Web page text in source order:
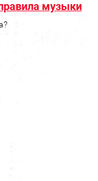
музыки